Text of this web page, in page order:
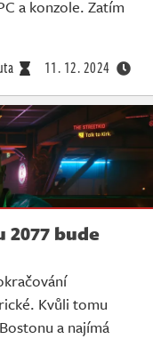
a konzole. Zatím
11. 12. 2024
bude
Kvůli tomu
a najímá